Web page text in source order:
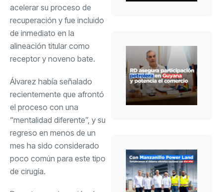
acelerar su proceso de
recuperación y fue incluido
de inmediato en la
alineación titular como
receptor y noveno bate.
Álvarez había señalado
recientemente que afrontó
el proceso con una
“mentalidad diferente”, y su
regreso en menos de un
mes ha sido considerado
poco común para este tipo
de cirugía.